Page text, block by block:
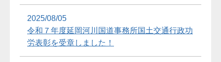
2025/08/05
令和７年度延岡河川国道事務所国土交通行政功
労表彰を受章しました！